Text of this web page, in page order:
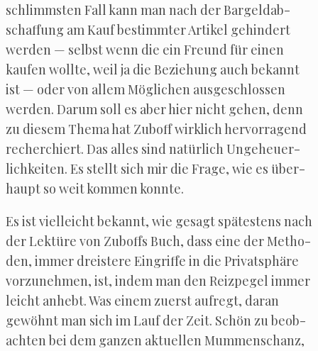
schlimms­ten Fall kann man nach der Bar­geld­ab­
schaf­fung am Kauf bestimm­ter Arti­kel gehin­dert
wer­den — selbst wenn die ein Freund für einen
kau­fen woll­te, weil ja die Bezie­hung auch bekannt
ist — oder von allem Mög­li­chen aus­ge­schlos­sen
wer­den. Dar­um soll es aber hier nicht gehen, denn
zu die­sem The­ma hat Zub­off wirk­lich her­vor­ra­gend
recher­chiert. Das alles sind natür­lich Unge­heu­er­
lich­kei­ten. Es stellt sich mir die Fra­ge, wie es über­
haupt so weit kom­men konnte.
Es ist viel­leicht bekannt, wie gesagt spä­tes­tens nach
der Lek­tü­re von Zub­offs Buch, dass eine der Metho­
den, immer dreis­te­re Ein­grif­fe in die Pri­vat­sphä­re
vor­zu­neh­men, ist, indem man den Reiz­pe­gel immer
leicht anhebt. Was einem zuerst auf­regt, dar­an
gewöhnt man sich im Lauf der Zeit. Schön zu beob­
ach­ten bei dem gan­zen aktu­el­len Mum­men­schanz,